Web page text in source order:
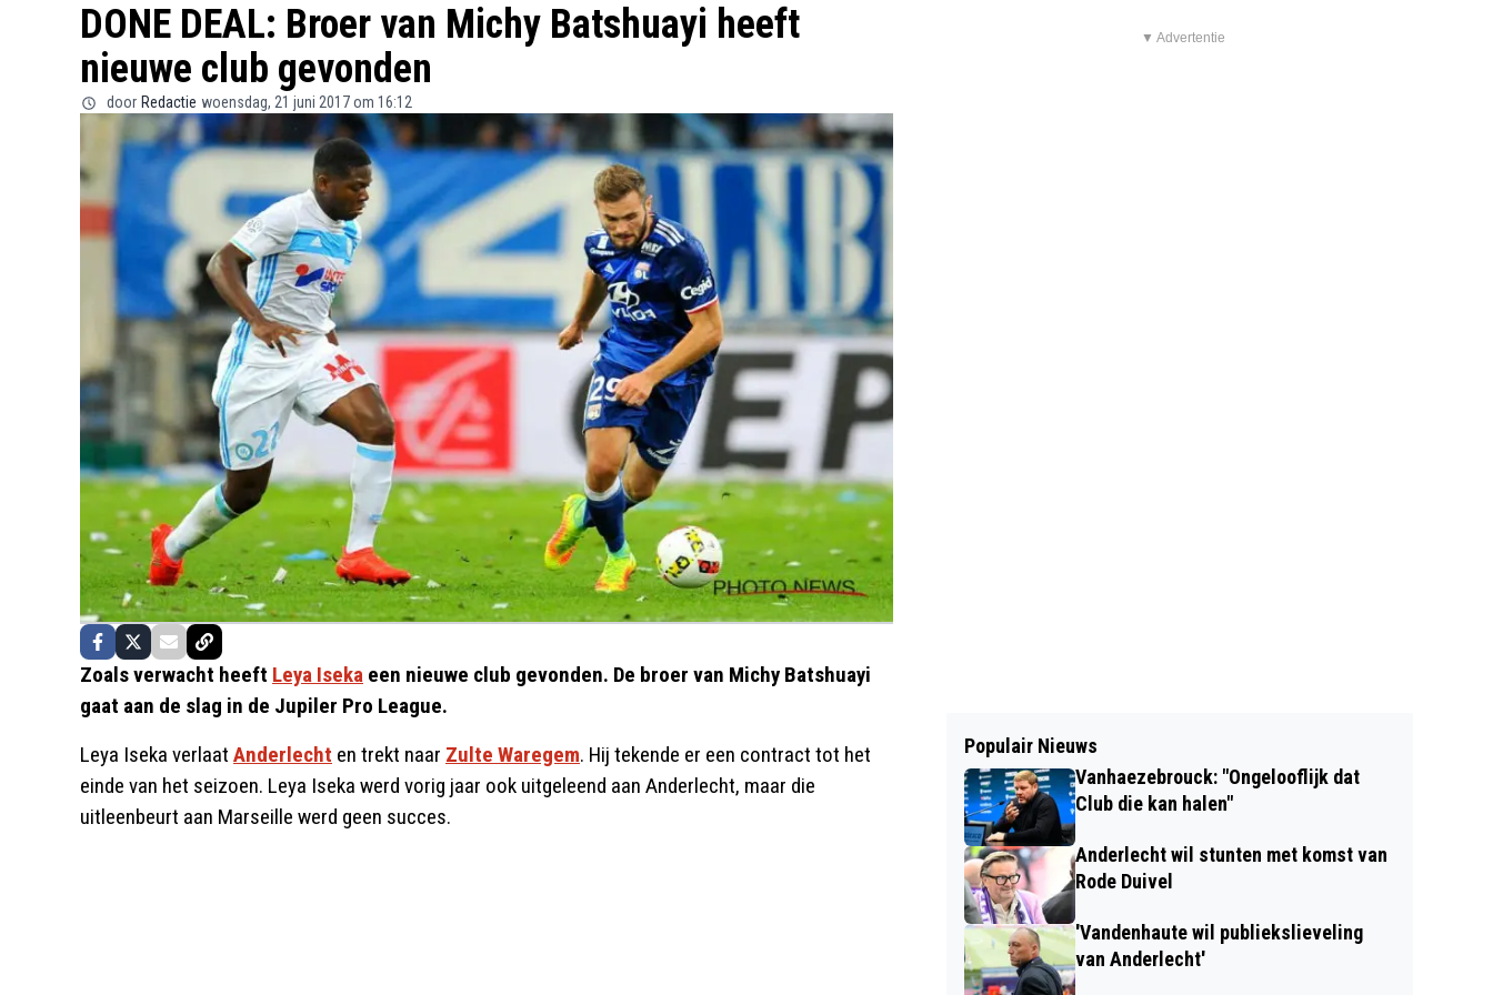
DONE DEAL: Broer van Michy Batshuayi heeft
nieuwe club gevonden
door Redactie woensdag, 21 juni 2017 om 16:12
Zoals verwacht heeft Leya Iseka een nieuwe club gevonden. De broer van Michy Batshuayi
gaat aan de slag in de Jupiler Pro League.
Leya Iseka verlaat Anderlecht en trekt naar Zulte Waregem. Hij tekende er een contract tot het
einde van het seizoen. Leya Iseka werd vorig jaar ook uitgeleend aan Anderlecht, maar die
uitleenbeurt aan Marseille werd geen succes.
▼ Advertentie
Populair Nieuws
Vanhaezebrouck: "Ongelooflijk dat
Club die kan halen"
Anderlecht wil stunten met komst van
Rode Duivel
'Vandenhaute wil publiekslieveling
van Anderlecht'